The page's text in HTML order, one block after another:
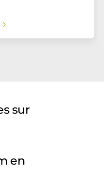
sur
en